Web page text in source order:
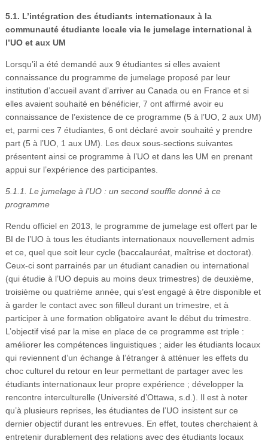
5.1. L’intégration des étudiants internationaux à la
communauté étudiante locale via le jumelage international à
l’UO et aux UM
Lorsqu’il a été demandé aux 9 étudiantes si elles avaient
connaissance du programme de jumelage proposé par leur
institution d’accueil avant d’arriver au Canada ou en France et si
elles avaient souhaité en bénéficier, 7 ont affirmé avoir eu
connaissance de l’existence de ce programme (5 à l’UO, 2 aux UM)
et, parmi ces 7 étudiantes, 6 ont déclaré avoir souhaité y prendre
part (5 à l’UO, 1 aux UM). Les deux sous-sections suivantes
présentent ainsi ce programme à l’UO et dans les UM en prenant
appui sur l’expérience des participantes.
5.1.1. Le jumelage à l’UO : un second souffle donné à ce
programme
Rendu officiel en 2013, le programme de jumelage est offert par le
BI de l’UO à tous les étudiants internationaux nouvellement admis
et ce, quel que soit leur cycle (baccalauréat, maîtrise et doctorat).
Ceux-ci sont parrainés par un étudiant canadien ou international
(qui étudie à l’UO depuis au moins deux trimestres) de deuxième,
troisième ou quatrième année, qui s’est engagé à être disponible et
à garder le contact avec son filleul durant un trimestre, et à
participer à une formation obligatoire avant le début du trimestre.
L’objectif visé par la mise en place de ce programme est triple :
améliorer les compétences linguistiques ; aider les étudiants locaux
qui reviennent d’un échange à l’étranger à atténuer les effets du
choc culturel du retour en leur permettant de partager avec les
étudiants internationaux leur propre expérience ; développer la
rencontre interculturelle (Université d’Ottawa, s.d.). Il est à noter
qu’à plusieurs reprises, les étudiantes de l’UO insistent sur ce
dernier objectif durant les entrevues. En effet, toutes cherchaient à
entretenir durablement des relations avec des étudiants locaux